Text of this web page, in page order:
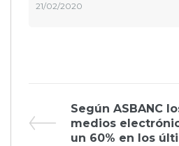
21/02/2020
Navegación
Previous
Post
Según ASBANC
medios
un 60% en los